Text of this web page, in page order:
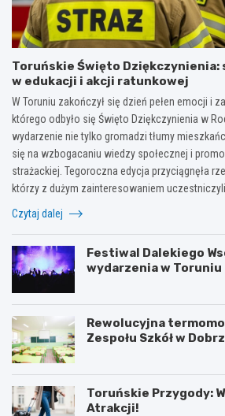
Toruńskie Święto Dziękczynienia:
w edukacji i akcji ratunkowej
W Toruniu zakończył się dzień pełen emocji i
którego odbyło się Święto Dziękczynienia w
wydarzenie nie tylko gromadzi tłumy
się na wzbogacaniu wiedzy społecznej i
strażackiej. Tegoroczna edycja przyciągnęła
którzy z dużym zainteresowaniem uczestniczyli
Czytaj dalej
Festiwal Dalekiego
wydarzenia w Toruniu
Rewolucyjna
Zespołu Szkół w
Toruńskie Przygody:
Atrakcji!